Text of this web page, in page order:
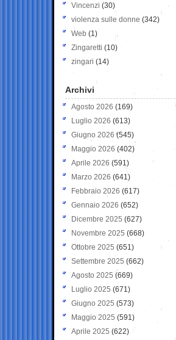
Vincenzi (30)
violenza sulle donne (342)
Web (1)
Zingaretti (10)
zingari (14)
Archivi
Agosto 2026 (169)
Luglio 2026 (613)
Giugno 2026 (545)
Maggio 2026 (402)
Aprile 2026 (591)
Marzo 2026 (641)
Febbraio 2026 (617)
Gennaio 2026 (652)
Dicembre 2025 (627)
Novembre 2025 (668)
Ottobre 2025 (651)
Settembre 2025 (662)
Agosto 2025 (669)
Luglio 2025 (671)
Giugno 2025 (573)
Maggio 2025 (591)
Aprile 2025 (622)